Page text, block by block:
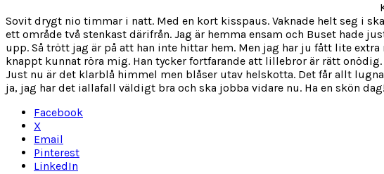
Sovit drygt nio timmar i natt. Med en kort kisspaus. Vaknade helt seg i
ett område två stenkast därifrån. Jag är hemma ensam och Buset hade
upp. Så trött jag är på att han inte hittar hem. Men jag har ju fått lite
knappt kunnat röra mig. Han tycker fortfarande att lillebror är rätt onödig.
Just nu är det klarblå himmel men blåser utav helskotta. Det får allt
ja, jag har det iallafall väldigt bra och ska jobba vidare nu. Ha en skön
Facebook
X
Email
Pinterest
LinkedIn